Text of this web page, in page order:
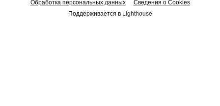
Обработка персональных данных
Сведения о Cookies
Поддерживается в Lighthouse